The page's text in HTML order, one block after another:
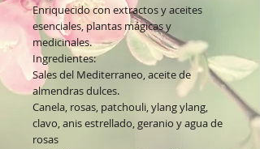
Enriquecido con extractos y aceites
esenciales, plantas mágicas y
medicinales.
Ingredientes:
Sales del Mediterraneo, aceite de
almendras dulces.
Canela, rosas, patchouli, ylang ylang,
clavo, anis estrellado, geranio y agua de
rosas